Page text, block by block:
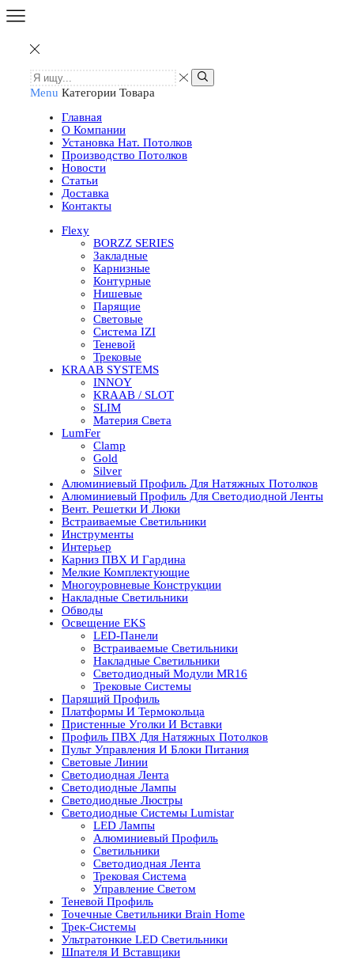
Menu Категории Товара
Главная
О Компании
Установка Нат. Потолков
Производство Потолков
Новости
Статьи
Доставка
Контакты
Flexy
BORZZ SERIES
Закладные
Карнизные
Контурные
Нишевые
Парящие
Световые
Система IZI
Теневой
Трековые
KRAAB SYSTEMS
INNOY
KRAAB / SLOT
SLIM
Материя Света
LumFer
Clamp
Gold
Silver
Алюминиевый Профиль Для Натяжных Потолков
Алюминиевый Профиль Для Светодиодной Ленты
Вент. Решетки И Люки
Встраиваемые Светильники
Инструменты
Интерьер
Карниз ПВХ И Гардина
Мелкие Комплектующие
Многоуровневые Конструкции
Накладные Светильники
Обводы
Освещение EKS
LED-Панели
Встраиваемые Светильники
Накладные Светильники
Светодиодный Модули MR16
Трековые Системы
Парящий Профиль
Платформы И Термокольца
Пристенные Уголки И Вставки
Профиль ПВХ Для Натяжных Потолков
Пульт Управления И Блоки Питания
Световые Линии
Светодиодная Лента
Светодиодные Лампы
Светодиодные Люстры
Светодиодные Системы Lumistar
LED Лампы
Алюминиевый Профиль
Светильники
Светодиодная Лента
Трековая Система
Управление Светом
Теневой Профиль
Точечные Светильники Brain Home
Трек-Системы
Ультратонкие LED Светильники
Шпателя И Вставщики